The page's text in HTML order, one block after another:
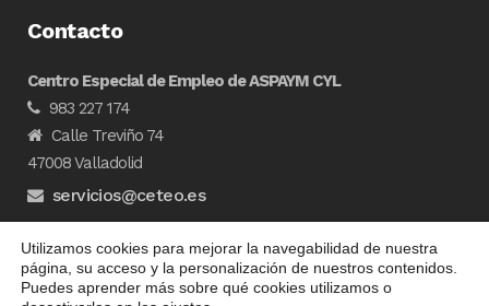
Contacto
Centro Especial de Empleo de ASPAYM CYL
983 227 174
Calle Treviño 74
47008 Valladolid
servicios@ceteo.es
Diseñado por
Utilizamos cookies para mejorar la navegabilidad de nuestra
página, su acceso y la personalización de nuestros contenidos.
Puedes aprender más sobre qué cookies utilizamos o